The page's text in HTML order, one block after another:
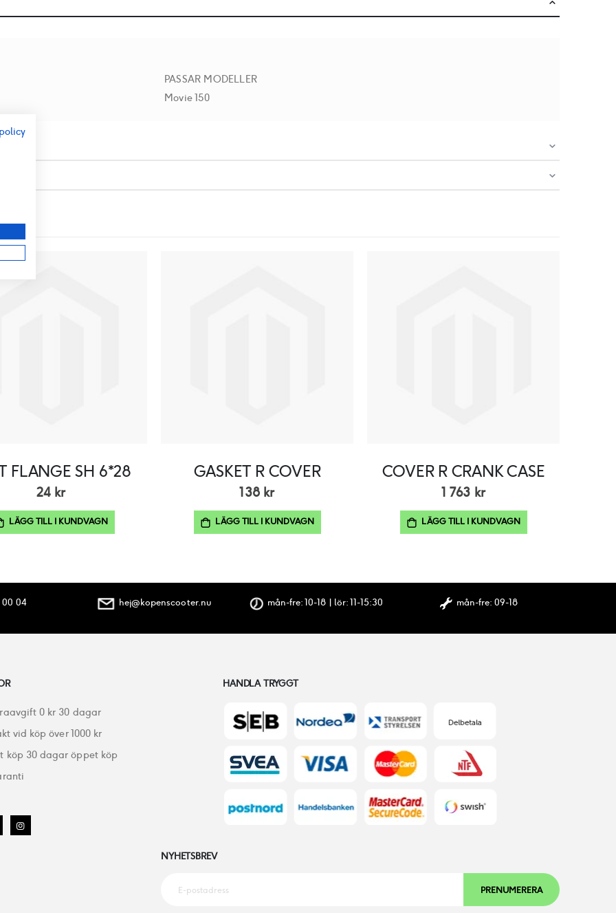
PASSAR MODELLER
Movie 150
FLANGE SH 6*28
24 kr
LÄGG TILL I KUNDVAGN
GASKET R COVER
138 kr
LÄGG TILL I KUNDVAGN
COVER R CRANK CASE
1 763 kr
LÄGG TILL I KUNDVAGN
00 04 hej@kopenscooter.nu mån-fre: 10-18 | lör: 11-15:30 mån-fre: 09-18
0 kr 30 dagar
vid köp över 1000 kr
köp 30 dagar öppet köp
HANDLA TRYGGT
NYHETSBREV
PRENUMERERA